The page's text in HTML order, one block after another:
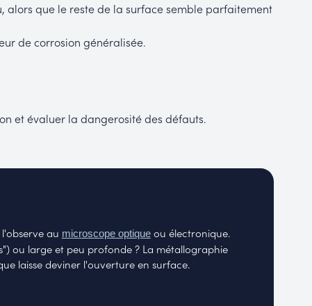
que le reste de la surface semble parfaitement
de corrosion généralisée.
et évaluer la dangerosité des défauts.
au microscope optiqueou électronique.
ou large et peu profonde ? La métallographie
laisse deviner l'ouverture en surface.